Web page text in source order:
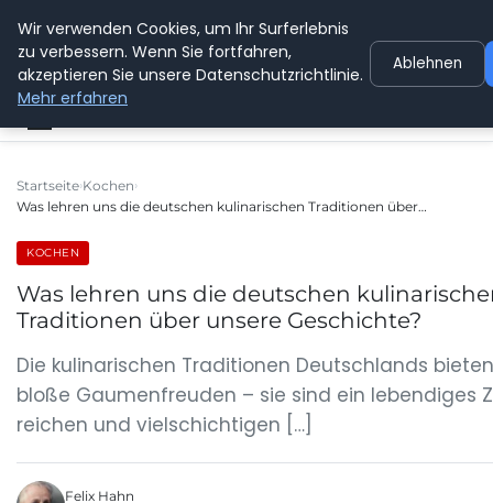
GEDANKENSCHREI
Startseite Kochen
Was lehren uns die deutschen kulinarischen Traditionen über…
KOCHEN
Was lehren uns die deutschen
Traditionen über unsere Geschichte?
Die kulinarischen Traditionen Deutschlands
bloße Gaumenfreuden – sie sind ein lebendiges
reichen und vielschichtigen […]
Felix Hahn
Wir verwenden Cookies, um Ihr Surferlebnis
zu verbessern. Wenn Sie fortfahren,
akzeptieren Sie unsere Datenschutzrichtlinie.
Mehr erfahren
Ablehnen